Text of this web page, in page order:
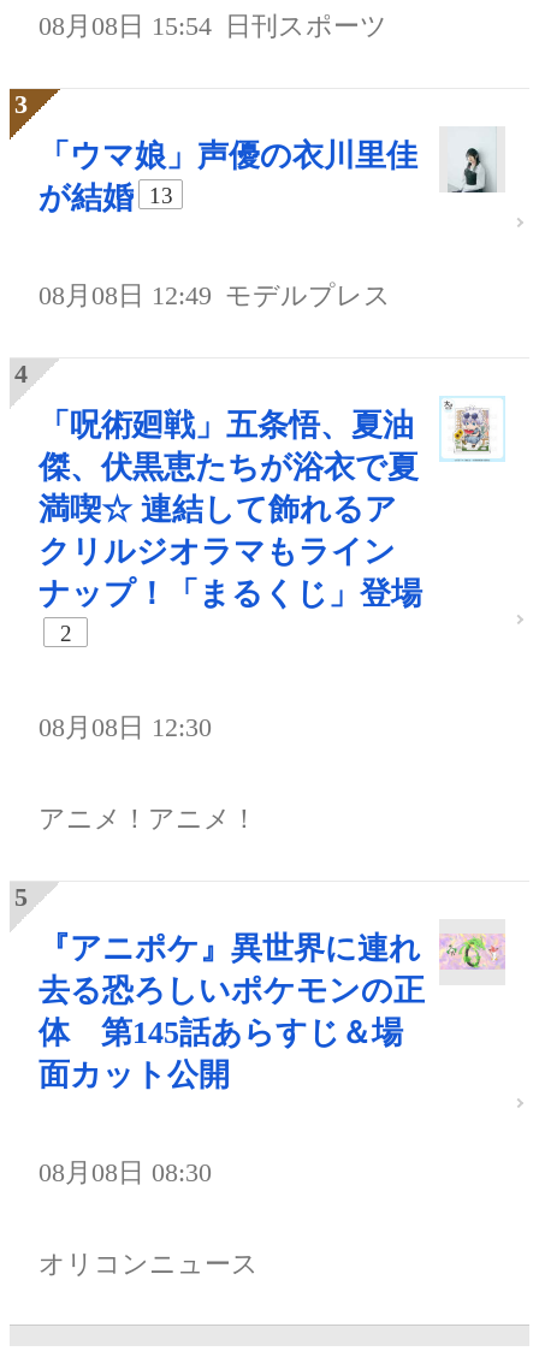
08月08日 15:54 日刊スポーツ
「ウマ娘」声優の衣川里佳
が結婚
13
08月08日 12:49 モデルプレス
「呪術廻戦」五条悟、夏油
傑、伏黒恵たちが浴衣で夏
満喫☆ 連結して飾れるア
クリルジオラマもライン
ナップ！「まるくじ」登場
2
08月08日 12:30
アニメ！アニメ！
『アニポケ』異世界に連れ
去る恐ろしいポケモンの正
体 第145話あらすじ＆場
面カット公開
08月08日 08:30
オリコンニュース